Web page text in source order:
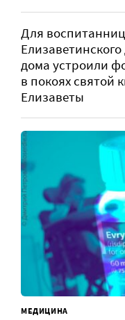
Для воспитанниц
Елизаветинского
дома устроили
в покоях святой
Елизаветы
МЕДИЦИНА